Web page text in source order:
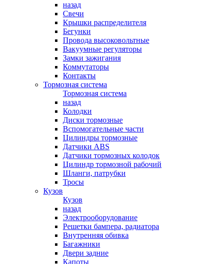
назад
Свечи
Крышки распределителя
Бегунки
Провода высоковольтные
Вакуумные регуляторы
Замки зажигания
Коммутаторы
Контакты
Тормозная система
Тормозная система
назад
Колодки
Диски тормозные
Вспомогательные части
Цилиндры тормозные
Датчики ABS
Датчики тормозных колодок
Цилиндр тормозной рабочий
Шланги, патрубки
Тросы
Кузов
Кузов
назад
Электрооборудование
Решетки бампера, радиатора
Внутренняя обивка
Багажники
Двери задние
Капоты